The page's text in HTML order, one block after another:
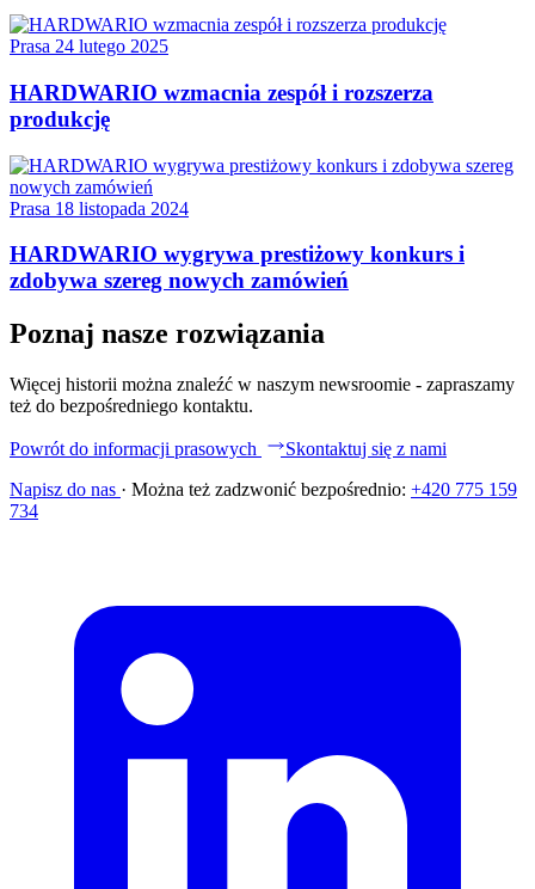
Prasa 24 lutego 2025
HARDWARIO wzmacnia zespół i rozszerza
produkcję
Prasa 18 listopada 2024
HARDWARIO wygrywa prestiżowy konkurs i
zdobywa szereg nowych zamówień
Poznaj nasze rozwiązania
Więcej historii można znaleźć w naszym newsroomie - zapraszamy
też do bezpośredniego kontaktu.
Powrót do informacji prasowych
Skontaktuj się z nami
Napisz do nas · Można też zadzwonić bezpośrednio: +420 775 159
734